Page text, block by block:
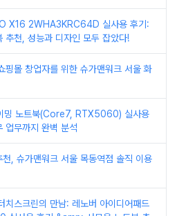
X16 2WHA3KRC64D 실사용 후기:
추천, 성능과 디자인 모두 잡았다!
핑몰 창업자를 위한 슈가맨워크 서울 화
밍 노트북(Core7, RTX5060) 실사용
업무까지 완벽 분석
, 슈가맨워크 서울 목동역점 솔직 이용
치스크린의 만남: 레노버 아이디어패드